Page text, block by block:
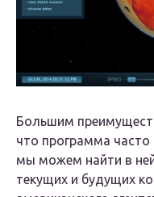
Большим
что программа
мы можем найти в
текущих и будущих